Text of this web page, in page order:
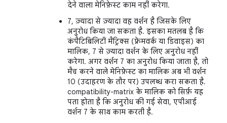
देने वाला मेनिफ़ेस्ट काम नहीं करेगा.
7, ज़्यादा से ज़्यादा वह वर्शन है जिसके लिए
अनुरोध किया जा सकता है. इसका मतलब है कि
कंपैटिबिलिटी मैट्रिक्स (फ़्रेमवर्क या डिवाइस) का
मालिक, 7 से ज़्यादा वर्शन के लिए अनुरोध नहीं
करेगा. अगर वर्शन 7 का अनुरोध किया जाता है, तो
मैच करने वाले मेनिफ़ेस्ट का मालिक अब भी वर्शन
10 (उदाहरण के तौर पर) उपलब्ध करा सकता है.
compatibility-matrix के मालिक को सिर्फ़ यह
पता होता है कि अनुरोध की गई सेवा, एपीआई
वर्शन 7 के साथ काम करती है.